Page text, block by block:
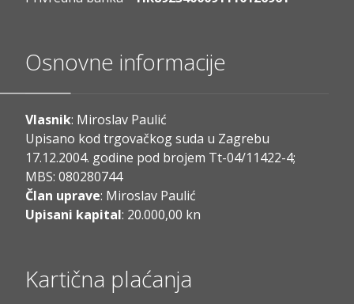
Osnovne informacije
Vlasnik: Miroslav Paulić
Upisano kod trgovačkog suda u Zagrebu
17.12.2004. godine pod brojem Tt-04/11422-4;
MBS: 080280744
Član uprave: Miroslav Paulić
Upisani kapital: 20.000,00 kn
Kartična plaćanja